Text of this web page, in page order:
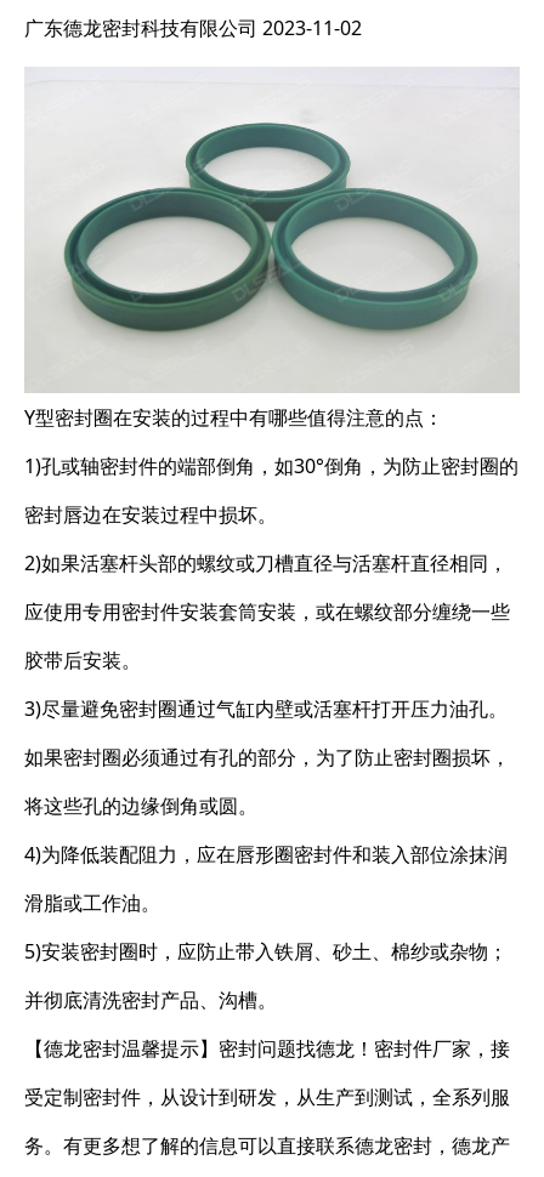
广东德龙密封科技有限公司 2023-11-02
Y型密封圈在安装的过程中有哪些值得注意的点：
1)孔或轴密封件的端部倒角，如30°倒角，为防止密封圈的
密封唇边在安装过程中损坏。
2)如果活塞杆头部的螺纹或刀槽直径与活塞杆直径相同，
应使用专用密封件安装套筒安装，或在螺纹部分缠绕一些
胶带后安装。
3)尽量避免密封圈通过气缸内壁或活塞杆打开压力油孔。
如果密封圈必须通过有孔的部分，为了防止密封圈损坏，
将这些孔的边缘倒角或圆。
4)为降低装配阻力，应在唇形圈密封件和装入部位涂抹润
滑脂或工作油。
5)安装密封圈时，应防止带入铁屑、砂土、棉纱或杂物；
并彻底清洗密封产品、沟槽。
【德龙密封温馨提示】密封问题找德龙！密封件厂家，接
受定制密封件，从设计到研发，从生产到测试，全系列服
务。有更多想了解的信息可以直接联系德龙密封，德龙产